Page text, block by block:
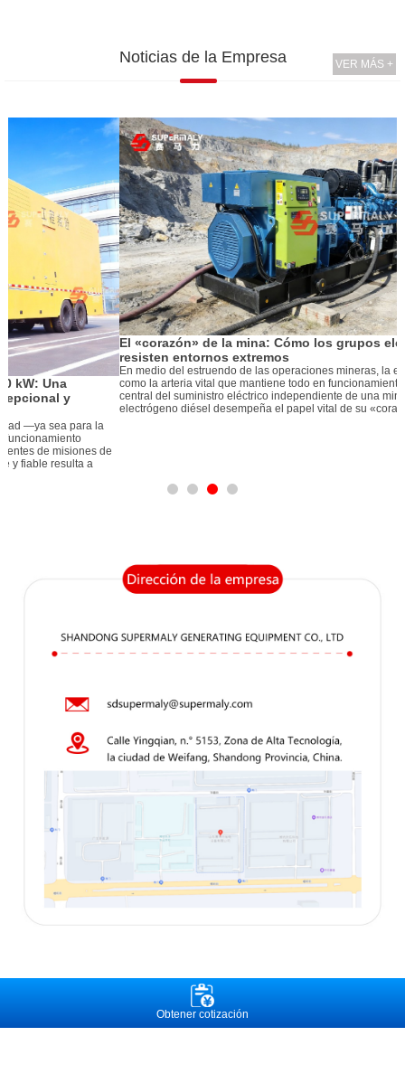
Noticias de la Empresa VER MÁS +
El «corazón» de la mina: Cómo los grupos electrógenos diésel
resisten entornos extremos
En medio del estruendo de las operaciones mineras, la electricidad actúa
como la arteria vital que mantiene todo en funcionamiento. Como componente
central del suministro eléctrico independiente de una mina, el grupo
electrógeno diésel desempeña el papel vital de su «corazón». Sin embargo, l
Obtener cotización